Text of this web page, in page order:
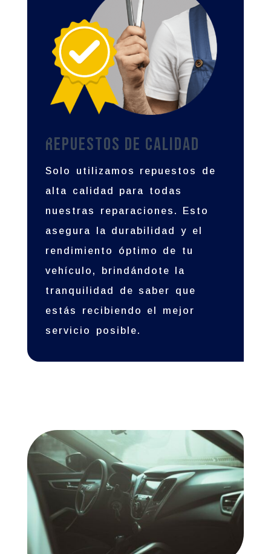
Repuestos de Calidad
Solo utilizamos repuestos de
alta calidad para todas
nuestras reparaciones. Esto
asegura la durabilidad y el
rendimiento óptimo de tu
vehículo, brindándote la
tranquilidad de saber que
estás recibiendo el mejor
servicio posible.